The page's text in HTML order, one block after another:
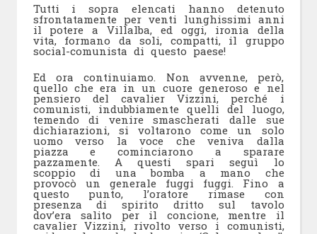
Tutti i sopra elencati hanno detenuto
sfrontatamente per venti lunghissimi anni
il potere a Villalba, ed oggi, ironia della
vita, formano da soli, compatti, il gruppo
social-comunista di questo paese!
Ed ora continuiamo. Non avvenne, però,
quello che era in un cuore generoso e nel
pensiero del cavalier Vizzini, perché i
comunisti, indubbiamente quelli del luogo,
temendo di venire smascherati dalle sue
dichiarazioni, si voltarono come un solo
uomo verso la voce che veniva dalla
piazza e cominciarono a sparare
pazzamente. A questi spari seguì lo
scoppio di una bomba a mano che
provocò un generale fuggi fuggi. Fino a
questo punto, l’oratore rimase con
presenza di spirito dritto sul tavolo
dov’era salito per il concione, mentre il
cavalier Vizzini, rivolto verso i comunisti,